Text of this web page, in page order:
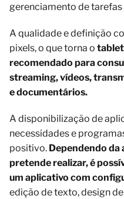
gerenciamento de
A qualidade e definição
pixels, o que torna o
recomendado para
streaming, vídeos,
e documentários.
A disponibilização de
necessidades e
positivo. Dependendo da
pretende realizar, é
um aplicativo com
edição de texto, design